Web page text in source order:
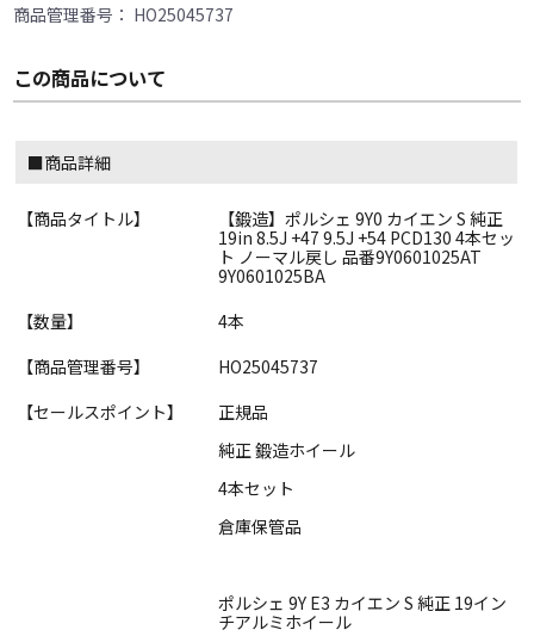
商品管理番号： HO25045737
この商品について
■商品詳細
【商品タイトル】
【鍛造】ポルシェ 9Y0 カイエン S 純正
19in 8.5J +47 9.5J +54 PCD130 4本セッ
ト ノーマル戻し 品番9Y0601025AT
9Y0601025BA
【数量】
4本
【商品管理番号】
HO25045737
【セールスポイント】
正規品
純正 鍛造ホイール
4本セット
倉庫保管品
ポルシェ 9Y E3 カイエン S 純正 19イン
チアルミホイール